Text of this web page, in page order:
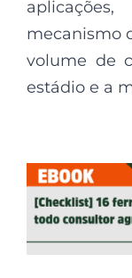
mecanismo
volume de
estádio e a